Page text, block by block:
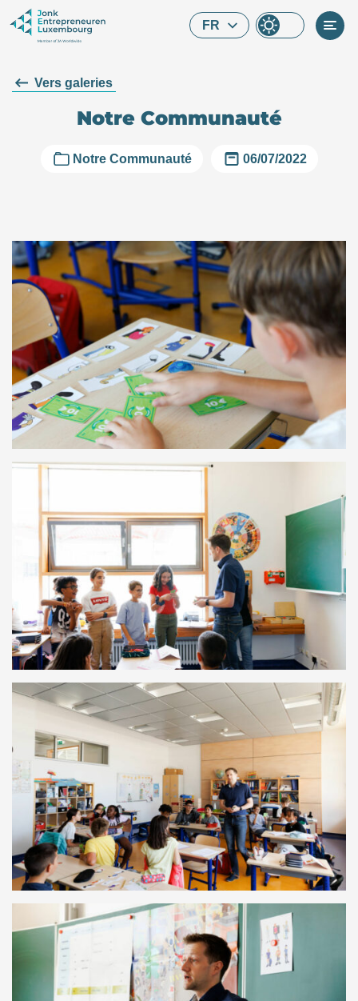
Que cherchez-vous ?
FR
Vers galeries
Notre Communauté
Notre Communauté 06/07/2022